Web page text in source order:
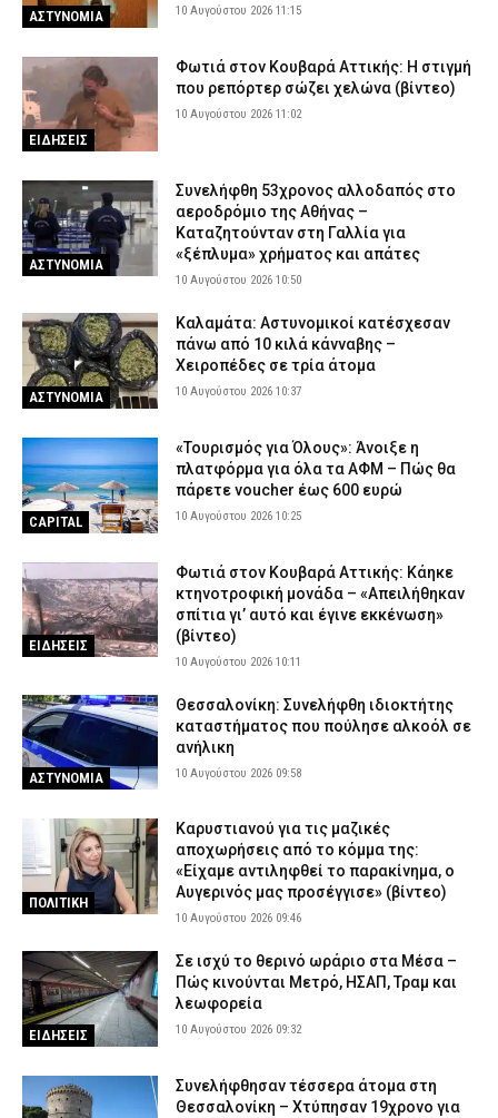
ΑΣΤΥΝΟΜΙΑ 10 Αυγούστου 2026 11:15
ΕΙΔΗΣΕΙΣ
Φωτιά στον Κουβαρά Αττικής: Η στιγμή
που ρεπόρτερ σώζει χελώνα (βίντεο)
10 Αυγούστου 2026 11:02
ΑΣΤΥΝΟΜΙΑ
Συνελήφθη 53χρονος αλλοδαπός στο
αεροδρόμιο της Αθήνας –
Καταζητούνταν στη Γαλλία για
«ξέπλυμα» χρήματος και απάτες
10 Αυγούστου 2026 10:50
ΑΣΤΥΝΟΜΙΑ
Καλαμάτα: Αστυνομικοί κατέσχεσαν
πάνω από 10 κιλά κάνναβης –
Χειροπέδες σε τρία άτομα
10 Αυγούστου 2026 10:37
CAPITAL
«Τουρισμός για Όλους»: Άνοιξε η
πλατφόρμα για όλα τα ΑΦΜ – Πώς θα
πάρετε voucher έως 600 ευρώ
10 Αυγούστου 2026 10:25
ΕΙΔΗΣΕΙΣ
Φωτιά στον Κουβαρά Αττικής: Κάηκε
κτηνοτροφική μονάδα – «Απειλήθηκαν
σπίτια γι’ αυτό και έγινε εκκένωση»
(βίντεο)
10 Αυγούστου 2026 10:11
ΑΣΤΥΝΟΜΙΑ
Θεσσαλονίκη: Συνελήφθη ιδιοκτήτης
καταστήματος που πούλησε αλκοόλ σε
ανήλικη
10 Αυγούστου 2026 09:58
ΠΟΛΙΤΙΚΗ
Καρυστιανού για τις μαζικές
αποχωρήσεις από το κόμμα της:
«Είχαμε αντιληφθεί το παρακίνημα, ο
Αυγερινός μας προσέγγισε» (βίντεο)
10 Αυγούστου 2026 09:46
ΕΙΔΗΣΕΙΣ
Σε ισχύ το θερινό ωράριο στα Μέσα –
Πώς κινούνται Μετρό, ΗΣΑΠ, Τραμ και
λεωφορεία
10 Αυγούστου 2026 09:32
Συνελήφθησαν τέσσερα άτομα στη
Θεσσαλονίκη – Χτύπησαν 19χρονο για